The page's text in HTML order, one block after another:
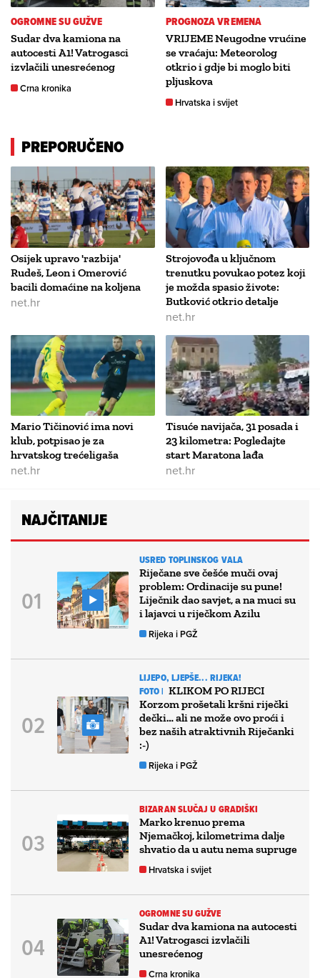
OGROMNE SU GUŽVE
Sudar dva kamiona na
autocesti A1! Vatrogasci
izvlačili unesrećenog
Crna kronika
PROGNOZA VREMENA
VRIJEME Neugodne vrućine
se vraćaju: Meteorolog
otkrio i gdje bi moglo biti
pljuskova
Hrvatska i svijet
PREPORUČENO
Osijek upravo 'razbija'
Rudeš, Leon i Omerović
bacili domaćine na koljena
net.hr
Strojovođa u ključnom
trenutku povukao potez koji
je možda spasio živote:
Butković otkrio detalje
net.hr
Mario Tičinović ima novi
klub, potpisao je za
hrvatskog trećeligaša
net.hr
Tisuće navijača, 31 posada i
23 kilometra: Pogledajte
start Maratona lađa
net.hr
NAJČITANIJE
USRED TOPLINSKOG VALA
Riječane sve češće muči ovaj
problem: Ordinacije su pune!
Liječnik dao savjet, a na muci su
i lajavci u riječkom Azilu
Rijeka i PGŽ
LIJEPO, LJEPŠE... RIJEKA!
FOTO | KLIKOM PO RIJECI
Korzom prošetali kršni riječki
dečki… ali ne može ovo proći i
bez naših atraktivnih Riječanki
:-)
Rijeka i PGŽ
BIZARAN SLUČAJ U GRADIŠKI
Marko krenuo prema
Njemačkoj, kilometrima dalje
shvatio da u autu nema supruge
Hrvatska i svijet
OGROMNE SU GUŽVE
Sudar dva kamiona na autocesti
A1! Vatrogasci izvlačili
unesrećenog
Crna kronika